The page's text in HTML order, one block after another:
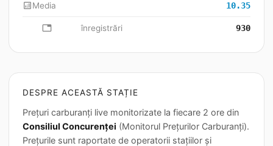
analyticsMedia 10.35
database înregistrări 930
DESPRE ACEASTĂ STAȚIE
Prețuri carburanți live monitorizate la fiecare 2 ore din
Consiliul Concurenței (Monitorul Prețurilor Carburanți).
Prețurile sunt raportate de operatorii stațiilor și